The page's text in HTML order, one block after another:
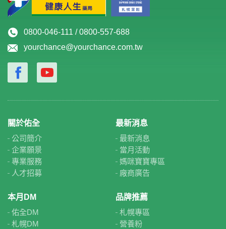
0800-046-111 / 0800-557-688
yourchance@yourchance.com.tw
關於佑全
公司簡介
企業願景
專業服務
人才招募
最新消息
最新消息
當月活動
媽咪寶寶專區
廠商廣告
本月DM
佑全DM
札幌DM
品牌推薦
札幌專區
營養粉